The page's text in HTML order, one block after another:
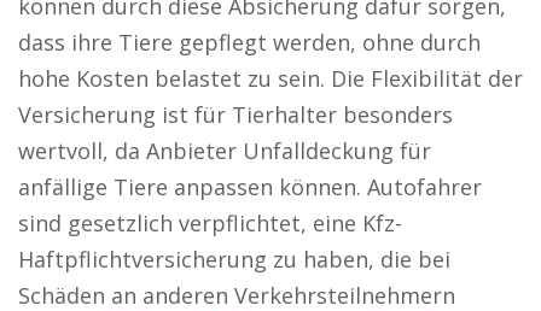
können durch diese Absicherung dafür sorgen,
dass ihre Tiere gepflegt werden, ohne durch
hohe Kosten belastet zu sein. Die Flexibilität der
Versicherung ist für Tierhalter besonders
wertvoll, da Anbieter Unfalldeckung für
anfällige Tiere anpassen können. Autofahrer
sind gesetzlich verpflichtet, eine Kfz-
Haftpflichtversicherung zu haben, die bei
Schäden an anderen Verkehrsteilnehmern